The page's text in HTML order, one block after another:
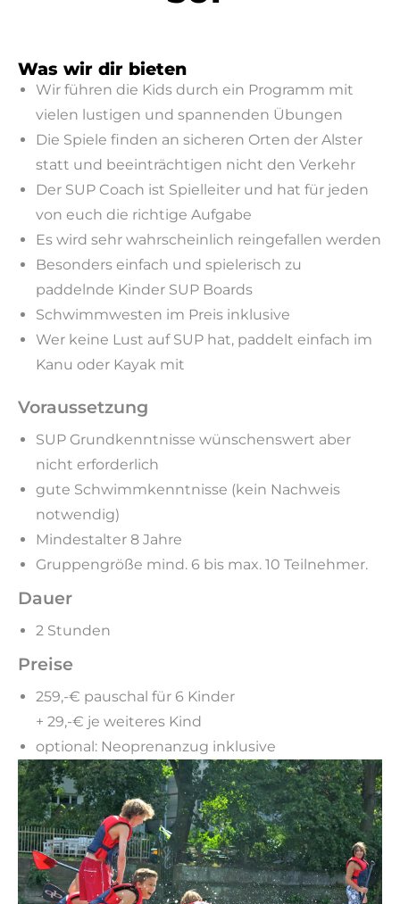
Was wir dir bieten
Wir führen die Kids durch ein Programm mit
vielen lustigen und spannenden Übungen
Die Spiele finden an sicheren Orten der Alster
statt und beeinträchtigen nicht den Verkehr
Der SUP Coach ist Spielleiter und hat für jeden
von euch die richtige Aufgabe
Es wird sehr wahrscheinlich reingefallen werden
Besonders einfach und spielerisch zu
paddelnde Kinder SUP Boards
Schwimmwesten im Preis inklusive
Wer keine Lust auf SUP hat, paddelt einfach im
Kanu oder Kayak mit
Voraussetzung
SUP Grundkenntnisse wünschenswert aber
nicht erforderlich
gute Schwimmkenntnisse (kein Nachweis
notwendig)
Mindestalter 8 Jahre
Gruppengröße mind. 6 bis max. 10 Teilnehmer.
Dauer
2 Stunden
Preise
259,-€ pauschal für 6 Kinder
+ 29,-€ je weiteres Kind
optional: Neoprenanzug inklusive